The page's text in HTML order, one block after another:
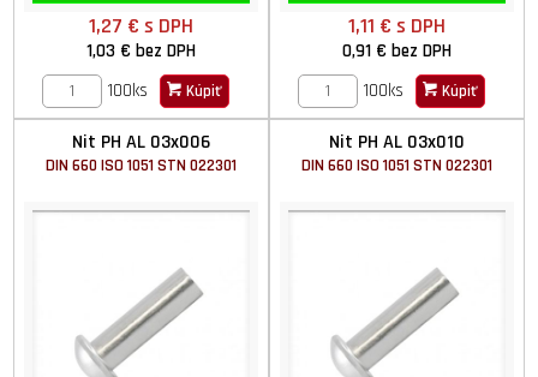
1,27 €s DPH
1,03 €bez DPH
100ks
Kúpiť
1,11 € s DPH
0,91 € bez DPH
100ks
Kúpiť
Nit PH AL 03x006
DIN 660 ISO 1051 STN 022301
Nit PH AL 03x010
DIN 660 ISO 1051 STN 022301